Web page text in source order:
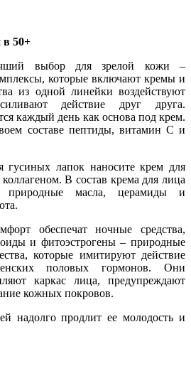
50+
выбор для зрелой кожи –
которые включают кремы и
из одной линейки воздействуют
действие друг друга.
каждый день как основа под крем.
составе пептиды, витамин С и
гусиных лапок наносите крем для
В состав крема для лица
природные масла, церамиды и
обеспечат ночные средства,
и фитоэстрогены – природные
которые имитируют действие
половых гормонов. Они
каркас лица, предупреждают
кожных покровов.
надолго продлит ее молодость и